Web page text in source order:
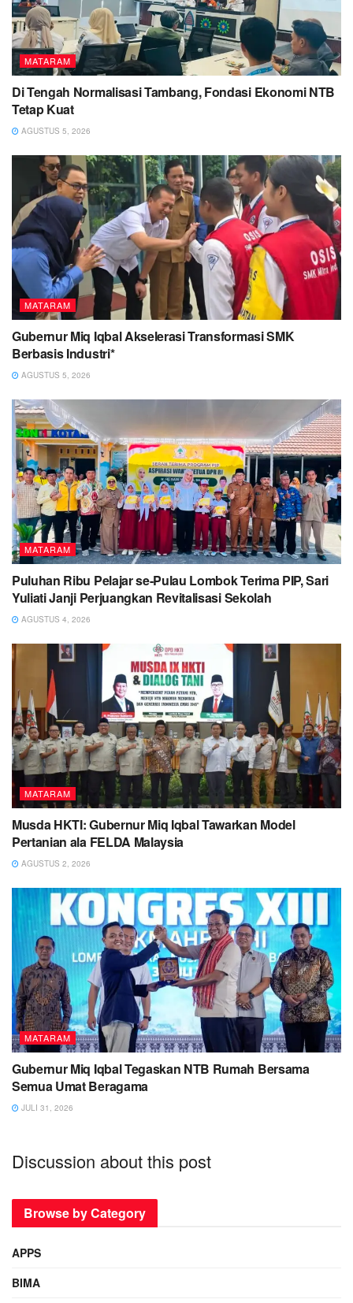
MATARAM
Di Tengah Normalisasi Tambang, Fondasi Ekonomi NTB
Tetap Kuat
AGUSTUS 5, 2026
MATARAM
Gubernur Miq Iqbal Akselerasi Transformasi SMK
Berbasis Industri*
AGUSTUS 5, 2026
MATARAM
Puluhan Ribu Pelajar se-Pulau Lombok Terima PIP, Sari
Yuliati Janji Perjuangkan Revitalisasi Sekolah
AGUSTUS 4, 2026
MATARAM
Musda HKTI: Gubernur Miq Iqbal Tawarkan Model
Pertanian ala FELDA Malaysia
AGUSTUS 2, 2026
MATARAM
Gubernur Miq Iqbal Tegaskan NTB Rumah Bersama
Semua Umat Beragama
JULI 31, 2026
Discussion about this post
Browse by Category
APPS
BIMA